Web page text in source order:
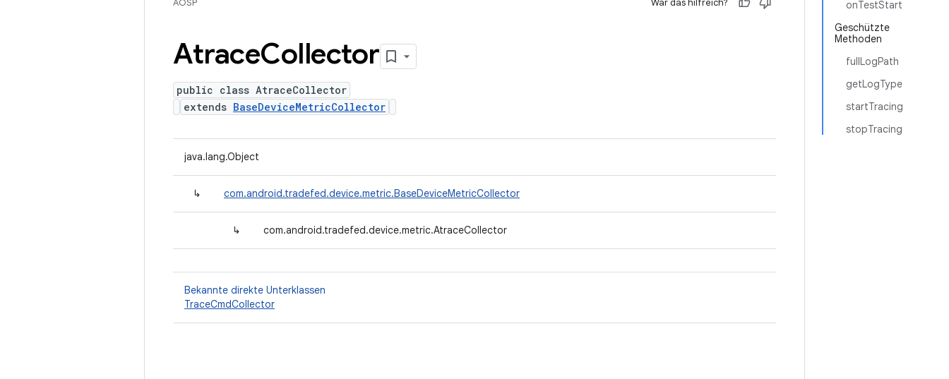
onTestStart
Geschützte
Methoden
fullLogPath
getLogType
startTracing
stopTracing
AOSP War das hilfreich?
AtraceCollector
public class AtraceCollector
extends BaseDeviceMetricCollector
java.lang.Object
↳ com.android.tradefed.device.metric.BaseDeviceMetricCollector
↳ com.android.tradefed.device.metric.AtraceCollector
Bekannte direkte Unterklassen
TraceCmdCollector